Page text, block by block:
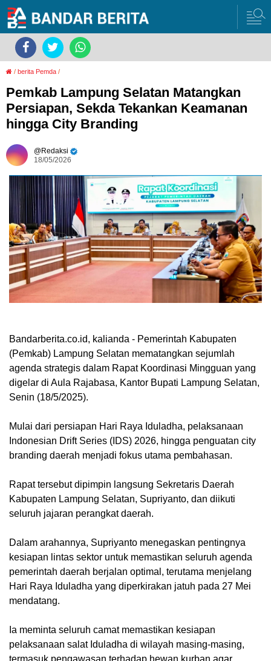
/ berita Pemda /
Pemkab Lampung Selatan Matangkan
Persiapan, Sekda Tekankan Keamanan
hingga City Branding
Redaksi
18/05/2026
Bandarberita.co.id, kalianda - Pemerintah Kabupaten
(Pemkab) Lampung Selatan mematangkan sejumlah
agenda strategis dalam Rapat Koordinasi Mingguan yang
digelar di Aula Rajabasa, Kantor Bupati Lampung Selatan,
Senin (18/5/2025).
Mulai dari persiapan Hari Raya Iduladha, pelaksanaan
Indonesian Drift Series (IDS) 2026, hingga penguatan city
branding daerah menjadi fokus utama pembahasan.
Rapat tersebut dipimpin langsung Sekretaris Daerah
Kabupaten Lampung Selatan, Supriyanto, dan diikuti
seluruh jajaran perangkat daerah.
Dalam arahannya, Supriyanto menegaskan pentingnya
kesiapan lintas sektor untuk memastikan seluruh agenda
pemerintah daerah berjalan optimal, terutama menjelang
Hari Raya Iduladha yang diperkirakan jatuh pada 27 Mei
mendatang.
Ia meminta seluruh camat memastikan kesiapan
pelaksanaan salat Iduladha di wilayah masing-masing,
termasuk pengawasan terhadap hewan kurban agar